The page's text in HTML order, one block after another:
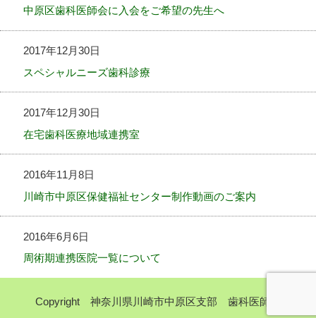
中原区歯科医師会に入会をご希望の先生へ
2017年12月30日
スペシャルニーズ歯科診療
2017年12月30日
在宅歯科医療地域連携室
2016年11月8日
川崎市中原区保健福祉センター制作動画のご案内
2016年6月6日
周術期連携医院一覧について
Copyright 神奈川県川崎市中原区支部 歯科医師会